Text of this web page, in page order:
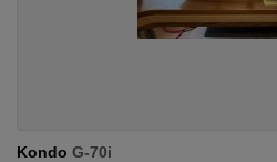
Kondo G-70i